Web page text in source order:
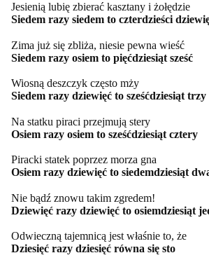
Jesienią lubię zbierać kasztany i żołędzie
Siedem razy siedem to czterdzieści
Zima już się zbliża, niesie pewna wieść
Siedem razy osiem to pięćdziesiąt sześć
Wiosną deszczyk często mży
Siedem razy dziewięć to sześćdziesiąt trzy
Na statku piraci przejmują stery
Osiem razy osiem to sześćdziesiąt cztery
Piracki statek poprzez morza gna
Osiem razy dziewięć to siedemdziesiąt
Nie bądź znowu takim zgredem!
Dziewięć razy dziewięć to osiemdziesiąt
Odwieczną tajemnicą jest właśnie to, że
Dziesięć razy dziesięć równa się sto